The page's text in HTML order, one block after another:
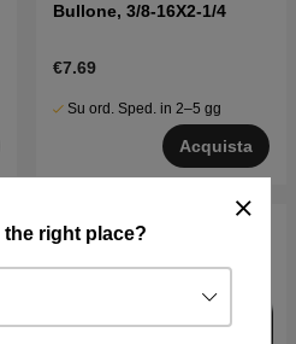
right place?
Bullone, 3/8-16X2-1/4
€7.69
Su ord. Sped. in 2–5 gg
Acquista